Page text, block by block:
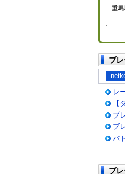
重馬
ブ
レ
ブ
ブ
バ
ブ